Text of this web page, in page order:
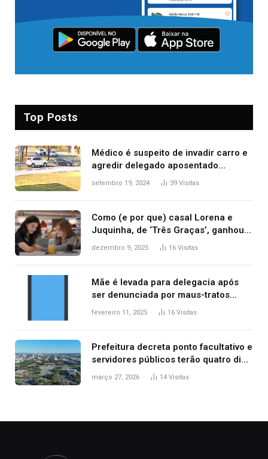
Top Posts
Médico é suspeito de invadir carro e
agredir delegado aposentado
durante confusão no trânsito
setembro 19, 2024 39 Visitas
Como (e por que) casal Lorena e
Juquinha, de ‘Três Graças’, ganhou
repercussão internacional
dezembro 9, 2025 16 Visitas
Mãe é levada para delegacia após
ser denunciada por maus-tratos
contra dois filhos, diz polícia
fevereiro 11, 2025 16 Visitas
Prefeitura decreta ponto facultativo e
servidores públicos terão quatro dias
de folga na Semana Santa
março 27, 2026 14 Visitas